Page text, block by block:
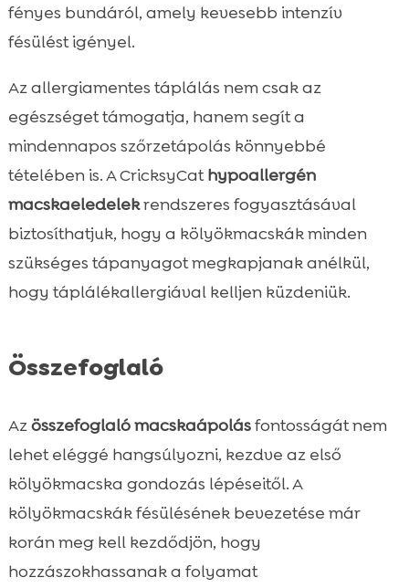
fényes bundáról, amely kevesebb intenzív
fésülést igényel.
Az allergiamentes táplálás nem csak az
egészséget támogatja, hanem segít a
mindennapos szőrzetápolás könnyebbé
tételében is. A CricksyCathypoallergén
macskaeledelekrendszeres fogyasztásával
biztosíthatjuk, hogy a kölyökmacskák minden
szükséges tápanyagot megkapjanak anélkül,
hogy táplálékallergiával kelljen küzdeniük.
Összefoglaló
Azösszefoglaló macskaápolásfontosságát nem
lehet eléggé hangsúlyozni, kezdve az első
kölyökmacska gondozás lépéseitől. A
kölyökmacskák fésülésének bevezetése már
korán meg kell kezdődjön, hogy
hozzászokhassanak a folyamat